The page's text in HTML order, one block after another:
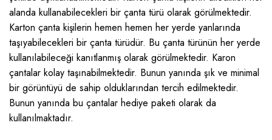
alanda kullanabilecekleri bir çanta türü olarak görülmektedir.
Karton çanta kişilerin hemen hemen her yerde yanlarında
taşıyabilecekleri bir çanta türüdür. Bu çanta türünün her yerde
kullanılabileceği kanıtlanmış olarak görülmektedir. Karon
çantalar kolay taşınabilmektedir. Bunun yanında şık ve minimal
bir görüntüyü de sahip olduklarından tercih edilmektedir.
Bunun yanında bu çantalar hediye paketi olarak da
kullanılmaktadır.